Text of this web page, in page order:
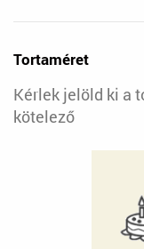
Tortaméret
Kérlek jelöld ki a
kötelező